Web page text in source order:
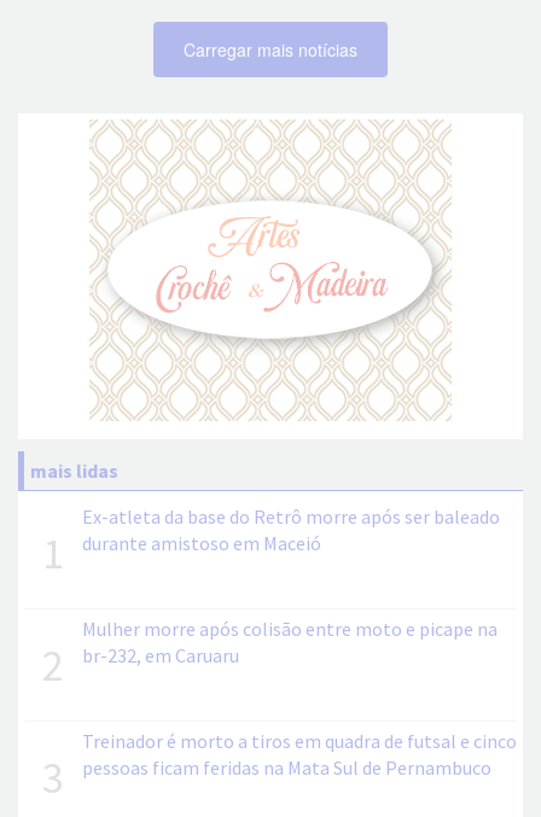
Carregar mais notícias
mais lidas
1
Ex-atleta da base do Retrô morre após ser baleado
durante amistoso em Maceió
2
Mulher morre após colisão entre moto e picape na
br-232, em Caruaru
3
Treinador é morto a tiros em quadra de futsal e cinco
pessoas ficam feridas na Mata Sul de Pernambuco